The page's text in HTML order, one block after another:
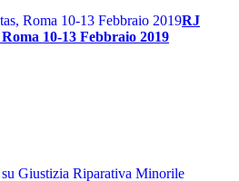
RJ
10-13 Febbraio 2019